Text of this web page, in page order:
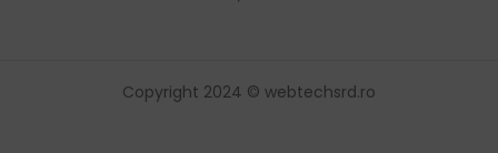
Copyright 2024 © webtechsrd.ro